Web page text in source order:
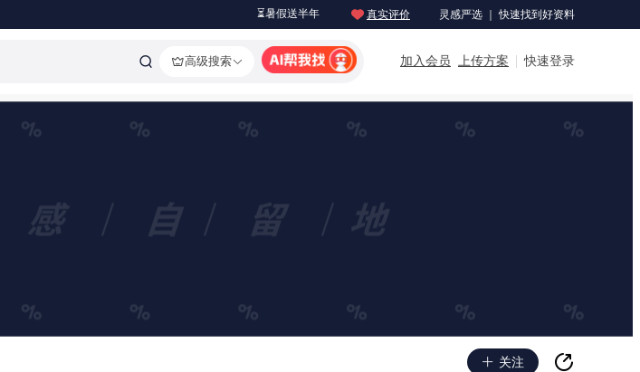
⏳暑假送半年 真实评价 灵感严选 ｜ 快速找到好资料
高级搜索 加入会员 上传方案 快速登录
关注